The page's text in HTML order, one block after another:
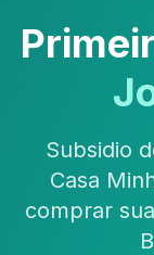
Subsidio
Casa
comprar